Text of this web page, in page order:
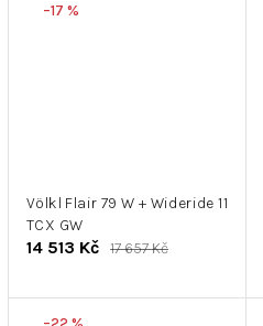
–17 %
Völkl Flair 79 W + Wideride 11
TCX GW
14 513 Kč 17 657 Kč